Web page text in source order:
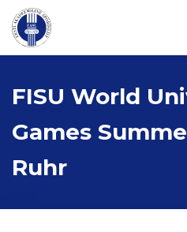
FISU World
Games
Ruhr